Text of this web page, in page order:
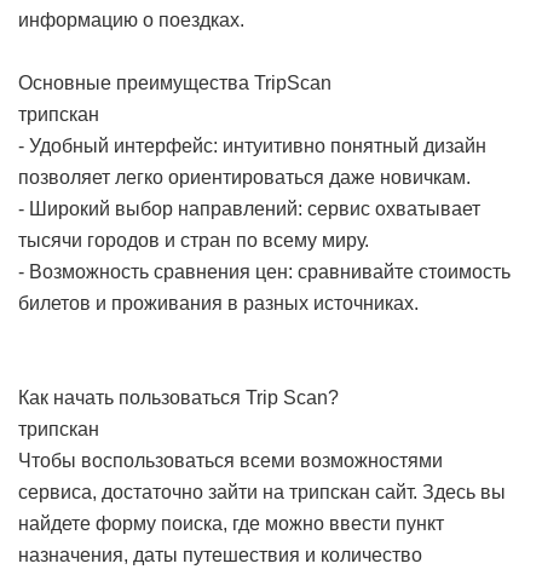
информацию о поездках.
Основные преимущества TripScan
трипскан
- Удобный интерфейс: интуитивно понятный дизайн
позволяет легко ориентироваться даже новичкам.
- Широкий выбор направлений: сервис охватывает
тысячи городов и стран по всему миру.
- Возможность сравнения цен: сравнивайте стоимость
билетов и проживания в разных источниках.
Как начать пользоваться Trip Scan?
трипскан
Чтобы воспользоваться всеми возможностями
сервиса, достаточно зайти на трипскан сайт. Здесь вы
найдете форму поиска, где можно ввести пункт
назначения, даты путешествия и количество